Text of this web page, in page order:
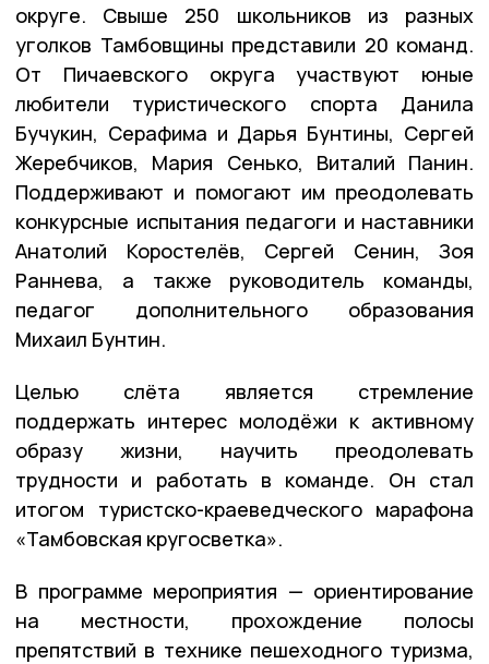
округе. Свыше 250 школьников из разных
уголков Тамбовщины представили 20 команд.
От Пичаевского округа участвуют юные
любители туристического спорта Данила
Бучукин, Серафима и Дарья Бунтины, Сергей
Жеребчиков, Мария Сенько, Виталий Панин.
Поддерживают и помогают им преодолевать
конкурсные испытания педагоги и наставники
Анатолий Коростелёв, Сергей Сенин, Зоя
Раннева, а также руководитель команды,
педагог дополнительного образования
Михаил Бунтин.
Целью слёта является стремление
поддержать интерес молодёжи к активному
образу жизни, научить преодолевать
трудности и работать в команде. Он стал
итогом туристско-краеведческого марафона
«Тамбовская кругосветка».
В программе мероприятия — ориентирование
на местности, прохождение полосы
препятствий в технике пешеходного туризма,